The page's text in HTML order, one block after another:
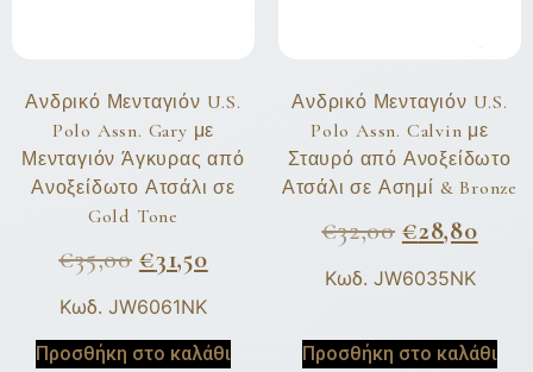
Ανδρικό Μενταγιόν U.S.
Polo Assn. Gary με
Μενταγιόν Άγκυρας από
Ανοξείδωτο Ατσάλι σε
Gold Tone
€35,00 €31,50
Κωδ. JW6061NK
Προσθήκη στο καλάθι
Ανδρικό Μενταγιόν U.S.
Polo Assn. Calvin με
Σταυρό από Ανοξείδωτο
Ατσάλι σε Ασημί & Bronze
€32,00 €28,80
Κωδ. JW6035NK
Προσθήκη στο καλάθι